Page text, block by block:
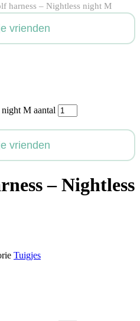
harness – Nightless night M
vrienden
M aantal
vrienden
– Nightless
Tuigjes